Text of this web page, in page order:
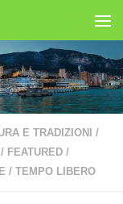
E TRADIZIONI
/
/ FEATURED /
/ TEMPO LIBERO